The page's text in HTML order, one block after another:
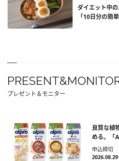
ダイエット中
「10日分の簡
プレゼント＆モニター
良質な植
める。「
申込締切